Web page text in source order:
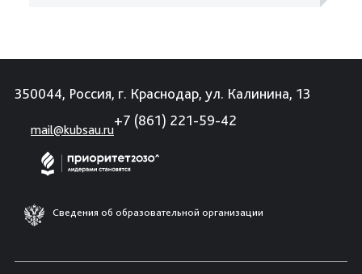
350044, Россия, г. Краснодар, ул. Калинина, 13
mail@kubsau.ru
+7 (861) 221-59-42
Сведения об образовательной организации